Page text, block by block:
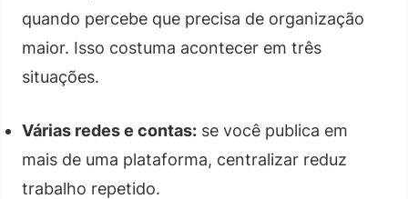
quando percebe que precisa de organização
maior. Isso costuma acontecer em três
situações.
Várias redes e contas: se você publica em
mais de uma plataforma, centralizar reduz
trabalho repetido.